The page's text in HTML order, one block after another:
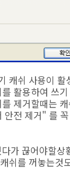
캐쉬 사용이 활
활용하여 쓰
제거할때는
전 제거" 를
가 끊어야할상
쉬를 꺼놓는것